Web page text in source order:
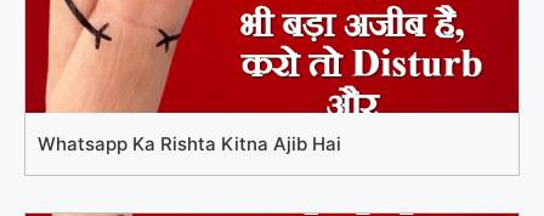
Whatsapp Ka Rishta Kitna Ajib Hai